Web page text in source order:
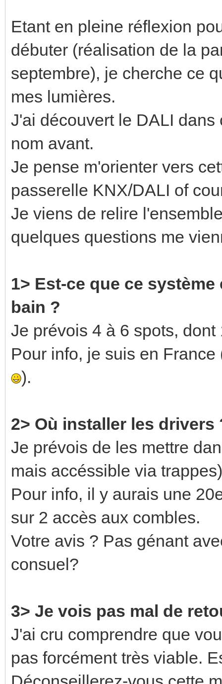
Etant en pleine réflexion
débuter (réalisation de la
septembre), je cherche ce
mes lumières.
J'ai découvert le DALI
nom avant.
Je pense m'orienter vers
passerelle KNX/DALI of
Je viens de relire
quelques questions me
1> Est-ce que ce
bain ?
Je prévois 4 à 6 spots,
Pour info, je suis en
).
2> Où installer les drivers
Je prévois de les mettre
mais accéssible via
Pour info, il y aurais une
sur 2 accès aux combles.
Votre avis ? Pas génant
consuel?
3> Je vois pas mal de
J'ai cru comprendre que
pas forcément très viable.